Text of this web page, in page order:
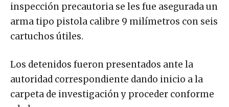
inspección precautoria se les fue asegurada un
arma tipo pistola calibre 9 milímetros con seis
cartuchos útiles.
Los detenidos fueron presentados ante la
autoridad correspondiente dando inicio a la
carpeta de investigación y proceder conforme